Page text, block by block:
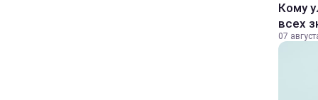
Кому
всех
07